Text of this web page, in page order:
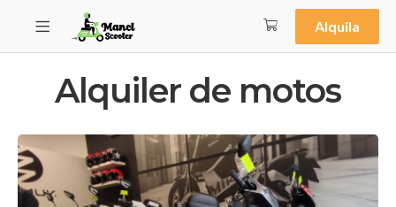
Alquila
Alquiler de motos